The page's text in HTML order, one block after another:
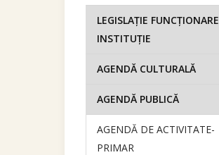
LEGISLAȚIE FUNCȚIONARE
INSTITUȚIE
AGENDĂ CULTURALĂ
AGENDĂ PUBLICĂ
AGENDĂ DE ACTIVITATE-
PRIMAR